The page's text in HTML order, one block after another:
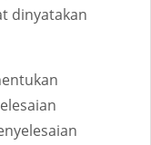
dinyatakan